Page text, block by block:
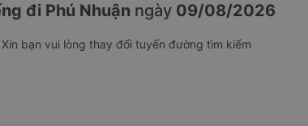
đi Phú Nhuận ngày 09/08/2026
Xin bạn vui lòng thay đổi tuyến đường tìm kiếm